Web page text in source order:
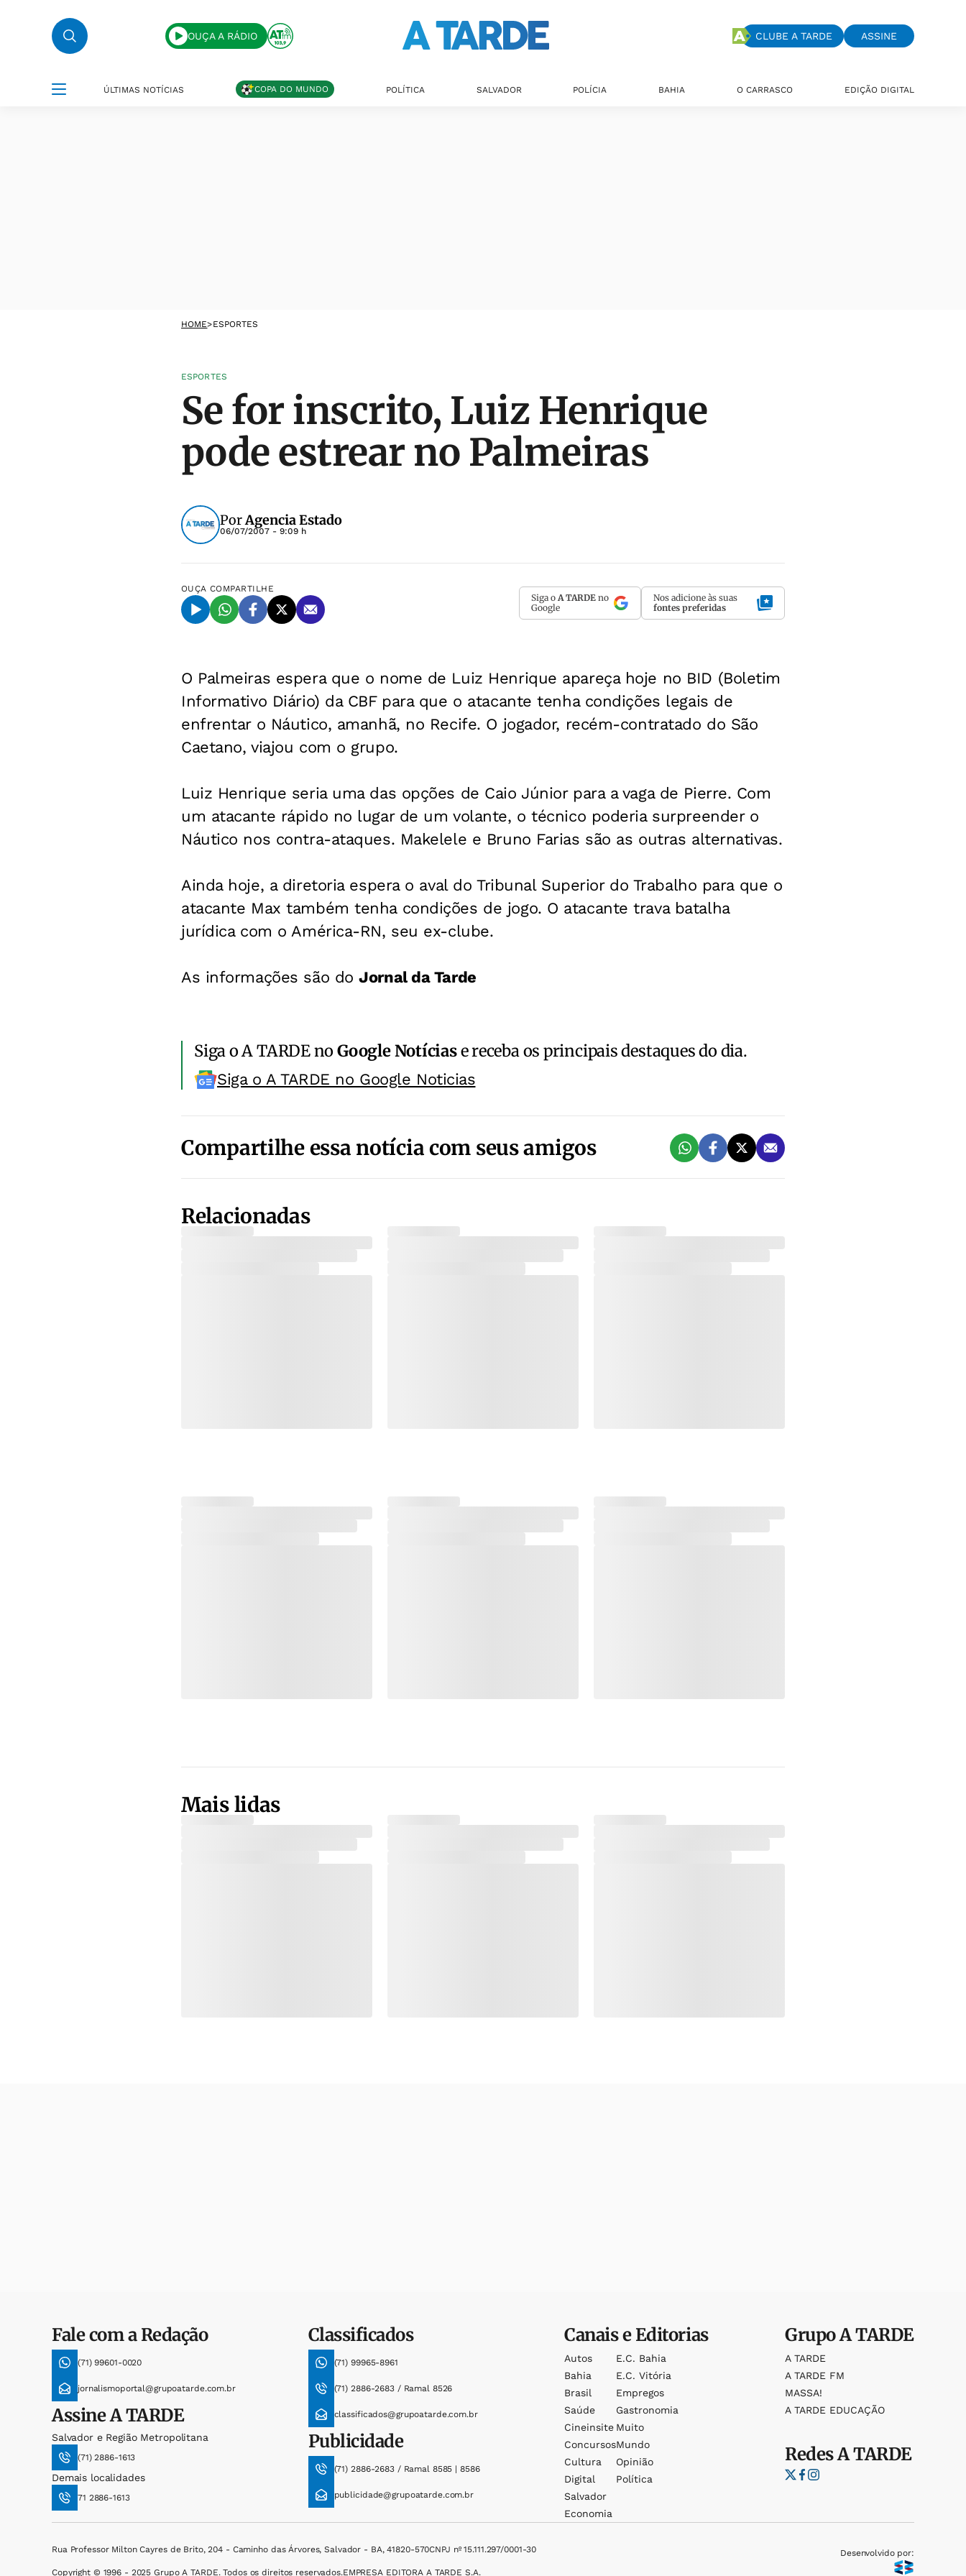
OUÇA A RÁDIO CLUBE A TARDE ASSINE
ÚLTIMAS NOTÍCIAS COPA DO MUNDO POLÍTICA SALVADOR POLÍCIA BAHIA O CARRASCO EDIÇÃO DIGITAL
HOME>ESPORTES
ESPORTES
Se for inscrito, Luiz Henrique
pode estrear no Palmeiras
PorAgencia Estado
06/07/2007 - 9:09 h
OUÇA COMPARTILHE
Siga o A TARDE no
Google
Nos adicione às suas
fontes preferidas
O Palmeiras espera que o nome de Luiz Henrique apareça hoje no BID (Boletim
Informativo Diário) da CBF para que o atacante tenha condições legais de
enfrentar o Náutico, amanhã, no Recife. O jogador, recém-contratado do São
Caetano, viajou com o grupo.
Luiz Henrique seria uma das opções de Caio Júnior para a vaga de Pierre. Com
um atacante rápido no lugar de um volante, o técnico poderia surpreender o
Náutico nos contra-ataques. Makelele e Bruno Farias são as outras alternativas.
Ainda hoje, a diretoria espera o aval do Tribunal Superior do Trabalho para que o
atacante Max também tenha condições de jogo. O atacante trava batalha
jurídica com o América-RN, seu ex-clube.
As informações são doJornal da Tarde
Siga o A TARDE noGoogle Notíciase receba os principais destaques do dia.
Siga o A TARDE no Google Noticias
Compartilhe essa notícia com seus amigos
Relacionadas
Mais lidas
Fale com a Redação
(71) 99601-0020
jornalismoportal@grupoatarde.com.br
AssineA TARDE
Salvador e Região Metropolitana
(71) 2886-1613
Demais localidades
71 2886-1613
Classificados
(71) 99965-8961
(71) 2886-2683 / Ramal 8526
classificados@grupoatarde.com.br
Publicidade
(71) 2886-2683 / Ramal 8585 | 8586
publicidade@grupoatarde.com.br
Canais e Editorias
Autos
Bahia
Brasil
Saúde
Cineinsite
Concursos
Cultura
Digital
Salvador
Economia
E.c. Bahia
E.c. Vitória
Empregos
Gastronomia
Muito
Mundo
Opinião
Política
GrupoA TARDE
A TARDE
A TARDE FM
MASSA!
A TARDE EDUCAÇÃO
RedesA TARDE
Rua Professor Milton Cayres de Brito, 204 - Caminho das Árvores, Salvador - BA, 41820-570CNPJ nº 15.111.297/0001-30
Copyright © 1996 - 2025 Grupo A TARDE. Todos os direitos reservados.EMPRESA EDITORA A TARDE S.A.
Desenvolvido por: